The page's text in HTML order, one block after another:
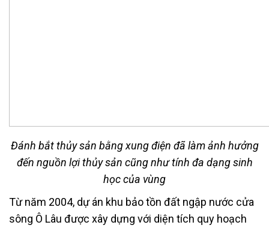
Đánh bắt thủy sản bằng xung điện đã làm ảnh hưởng
đến nguồn lợi thủy sản cũng như tính đa dạng sinh
học của vùng
Từ năm 2004, dự án khu bảo tồn đất ngập nước cửa
sông Ô Lâu được xây dựng với diện tích quy hoạch